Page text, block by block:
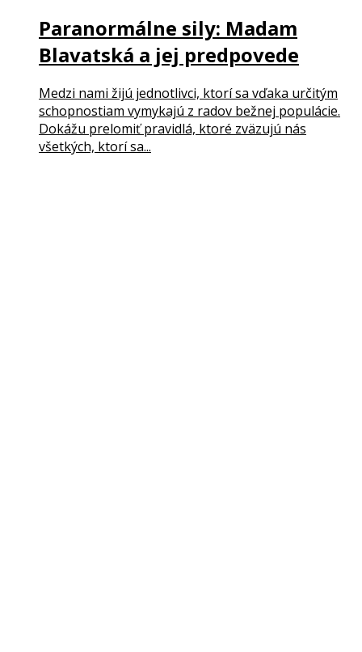
Paranormálne sily: Madam
Blavatská a jej predpovede
Medzi nami žijú jednotlivci, ktorí sa vďaka určitým
schopnostiam vymykajú z radov bežnej populácie.
Dokážu prelomiť pravidlá, ktoré zväzujú nás
všetkých, ktorí sa...